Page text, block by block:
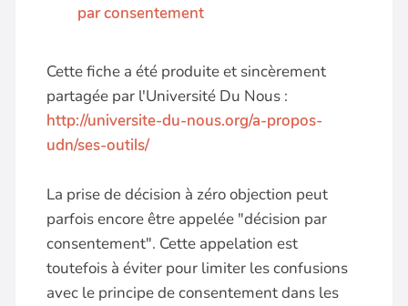
par consentement
Cette fiche a été produite et sincèrement
partagée par l'Université Du Nous :
http://universite-du-nous.org/a-propos-
udn/ses-outils/
La prise de décision à zéro objection peut
parfois encore être appelée "décision par
consentement". Cette appelation est
toutefois à éviter pour limiter les confusions
avec le principe de consentement dans les